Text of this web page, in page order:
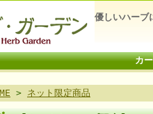
優しいハーブ
カ
> ネット限定商品